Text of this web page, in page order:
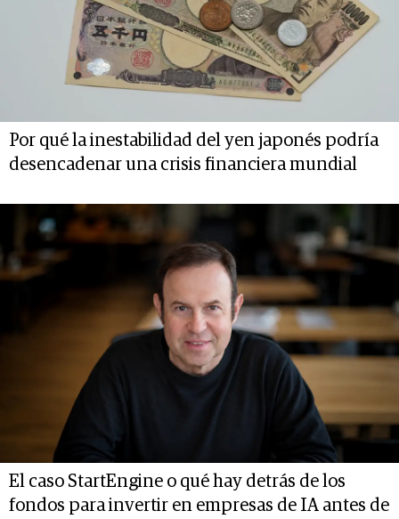
Por qué la inestabilidad del yen japonés podría
desencadenar una crisis financiera mundial
El caso StartEngine o qué hay detrás de los
fondos para invertir en empresas de IA antes de